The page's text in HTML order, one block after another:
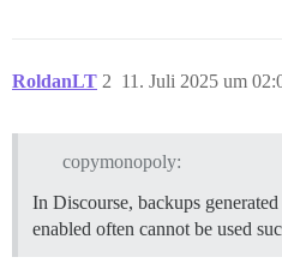
git pull
./launcher rebuild app
log "Weekly update
RoldanLT 11. Juli 2025 um
2
copymonopoly:
In Discourse, backups
enabled often cannot be used